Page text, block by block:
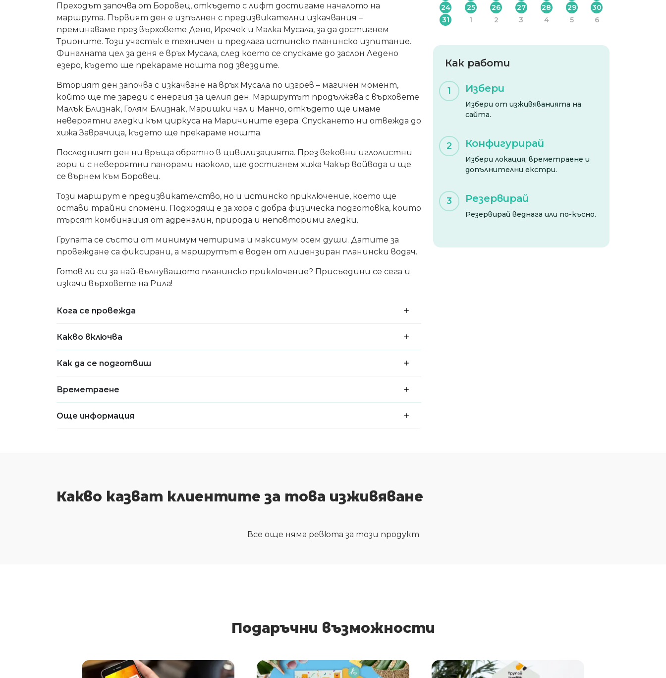
Преходът започва от Боровец, откъдето с лифт достигаме началото на
маршрута. Първият ден е изпълнен с предизвикателни изкачвания –
преминаваме през върховете Дено, Иречек и Малка Мусала, за да достигнем
Трионите. Този участък е техничен и предлага истинско планинско изпитание.
Финалната цел за деня е връх Мусала, след което се спускаме до заслон Ледено
езеро, където ще прекараме нощта под звездите.
Вторият ден започва с изкачване на връх Мусала по изгрев – магичен момент,
който ще те зареди с енергия за целия ден. Маршрутът продължава с върховете
Малък Близнак, Голям Близнак, Маришки чал и Манчо, откъдето ще имаме
невероятни гледки към циркуса на Маричините езера. Спускането ни отвежда до
хижа Заврачица, където ще прекараме нощта.
Последният ден ни връща обратно в цивилизацията. През вековни иглолистни
гори и с невероятни панорами наоколо, ще достигнем хижа Чакър войвода и ще
се върнем към Боровец.
Този маршрут е предизвикателство, но и истинско приключение, което ще
остави трайни спомени. Подходящ е за хора с добра физическа подготовка, които
търсят комбинация от адреналин, природа и неповторими гледки.
Групата се състои от минимум четирима и максимум осем души. Датите за
провеждане са фиксирани, а маршрутът е воден от лицензиран планински водач.
Готов ли си за най-вълнуващото планинско приключение? Присъедини се сега и
изкачи върховете на Рила!
Кога се провежда
Какво включва
Как да се подготвиш
Времетраене
Още информация
24
25 26 27 28 29
30
31
1 2 3 4 5 6
Как работи
1 Избери
Избери от изживяванията на
сайта.
2 Конфигурирай
Избери локация, времетраене и
допълнителни екстри.
3 Резервирай
Резервирай веднага или по-късно.
Какво казват клиентите за това изживяване
Все още няма ревюта за този продукт
Подаръчни възможности